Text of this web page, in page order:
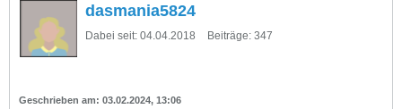
dasmania5824
Dabei seit: 04.04.2018 Beiträge: 347
03.02.2024, 13:06